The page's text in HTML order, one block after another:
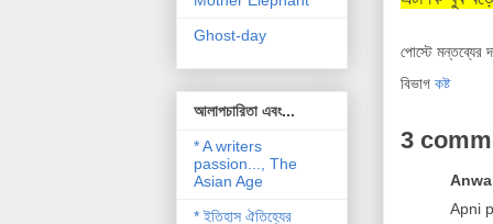
পোস্টে মন্তব্যের
বিভাগ কষ্ট
3
Apni
Ghost-day
আলাপচারিতা এবং...
* A writers
passion..., The
Asian Age
* ইতিহাস ঐতিহ্যের